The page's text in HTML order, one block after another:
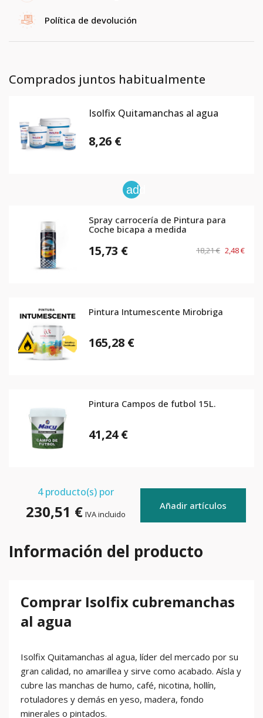
Política de devolución
Comprados juntos habitualmente
Isolfix Quitamanchas al agua
8,26 €
add
Spray carrocería de Pintura para
Coche bicapa a medida
15,73 € 18,21 € 2,48 €
Pintura Intumescente Mirobriga
165,28 €
Pintura Campos de futbol 15L.
41,24 €
4producto(s) por
230,51 € IVA incluido
Añadir artículos
Información del producto
Comprar Isolfix cubremanchas
al agua
Isolfix Quitamanchas al agua, líder del mercado por su
gran calidad, no amarillea y sirve como acabado. Aísla y
cubre las manchas de humo, café, nicotina, hollín,
rotuladores y demás en yeso, madera, fondo
minerales o pintados.